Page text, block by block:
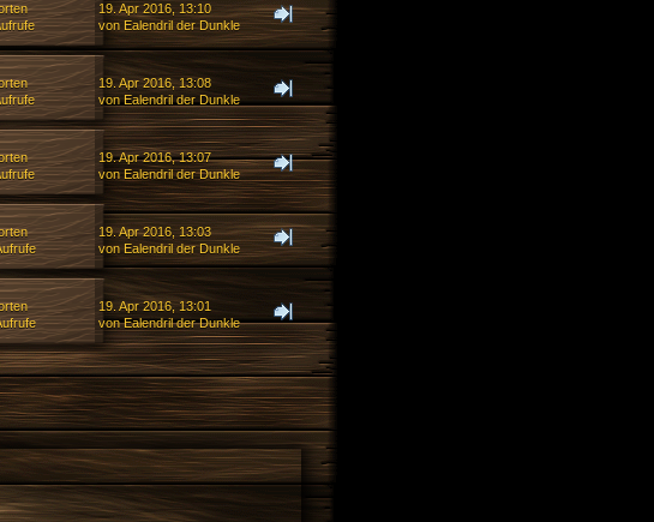
19. Apr 2016, 13:10
von Ealendril der Dunkle
19. Apr 2016, 13:08
von Ealendril der Dunkle
19. Apr 2016, 13:07
von Ealendril der Dunkle
19. Apr 2016, 13:03
von Ealendril der Dunkle
19. Apr 2016, 13:01
von Ealendril der Dunkle